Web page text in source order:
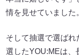
情を見せていました
そして抽選で選ば
選したYOU:MEは、